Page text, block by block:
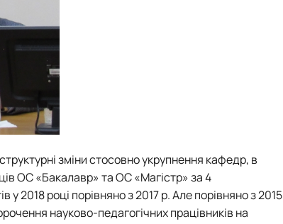
зміни стосовно укрупнення кафедр, в
ОС «Бакалавр» та ОС «Магістр» за 4
2018 році порівняно з 2017 р. Але порівняно з 2015
науково-педагогічних працівників на